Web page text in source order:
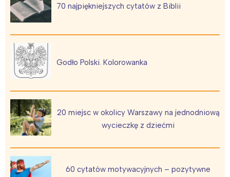
70 najpiękniejszych cytatów z Biblii
Godło Polski. Kolorowanka
20 miejsc w okolicy Warszawy na jednodniową
wycieczkę z dziećmi
60 cytatów motywacyjnych – pozytywne
Warszawa
Trójmiasto
Poznań
Wrocław
Północ
Wybieram